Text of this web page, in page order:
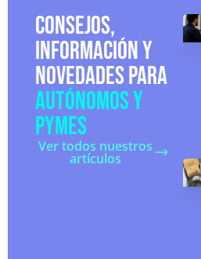
CONSEJOS,
INFORMACIÓN Y
NOVEDADES PARA
AUTÓNOMOS Y
PYMES
Ver todos nuestros
artículos